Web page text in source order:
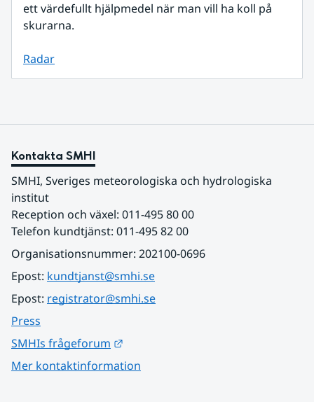
ett värdefullt hjälpmedel när man vill ha koll på
skurarna.
Radar
Kontakta SMHI
SMHI, Sveriges meteorologiska och hydrologiska
institut
Reception och växel: 011-495 80 00
Telefon kundtjänst: 011-495 82 00
Organisationsnummer: 202100-0696
Epost: kundtjanst@smhi.se
Epost: registrator@smhi.se
Press
SMHIs frågeforum
Mer kontaktinformation